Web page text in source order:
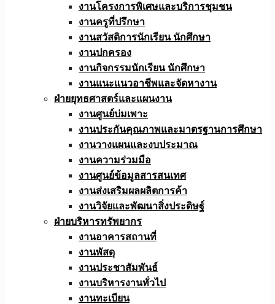
งานโครงการพิเศษและบริการชุมชน
งานครูที่ปรึกษา
งานสวัสดิการนักเรียน นักศึกษา
งานปกครอง
งานกิจกรรมนักเรียน นักศึกษา
งานแนะแนวอาชีพและจัดหางาน
ฝ่ายยุทธศาสตร์และแผนงาน
งานศูนย์บ่มเพาะ
งานประกันคุณภาพและมาตรฐานการศึกษา
งานวางแผนและงบประมาณ
งานความร่วมมือ
งานศูนย์ข้อมูลสารสนเทศ
งานส่งเสริมผลผลิตการค้า
งานวิจัยและพัฒนาสิ่งประดิษฐ์
ฝ่ายบริหารทรัพยากร
งานอาคารสถานที่
งานพัสดุ
งานประชาสัมพันธ์
งานบริหารงานทั่วไป
งานทะเบียน